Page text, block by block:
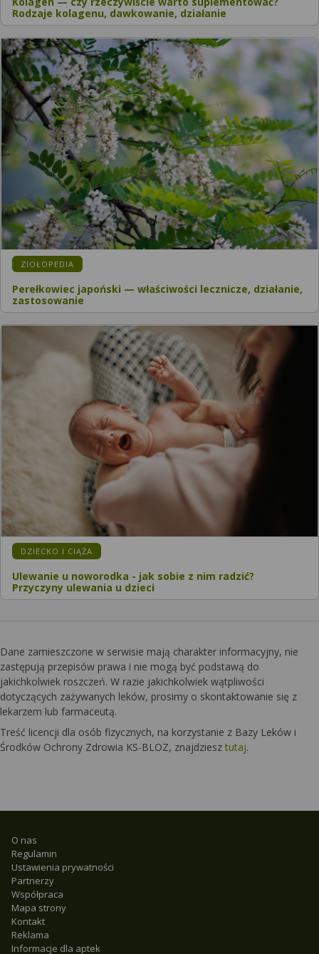
Rodzaje kolagenu, dawkowanie, działanie
KATEGORIA:
ZIOŁOPEDIA
Perełkowiec japoński — właściwości lecznicze, działanie,
zastosowanie
KATEGORIA:
DZIECKO I CIĄŻA
Ulewanie u noworodka - jak sobie z nim radzić?
Przyczyny ulewania u dzieci
Dane zamieszczone w serwisie mają charakter informacyjny, nie
zastępują przepisów prawa i nie mogą być podstawą do
jakichkolwiek roszczeń. W razie jakichkolwiek wątpliwości
dotyczących zażywanych leków, prosimy o skontaktowanie się z
lekarzem lub farmaceutą.
Treść licencji dla osób fizycznych, na korzystanie z Bazy Leków i
Środków Ochrony Zdrowia KS-BLOZ, znajdziesz tutaj.
O nas
Regulamin
Ustawienia prywatności
Partnerzy
Współpraca
Mapa strony
Kontakt
Reklama
Informacje dla aptek